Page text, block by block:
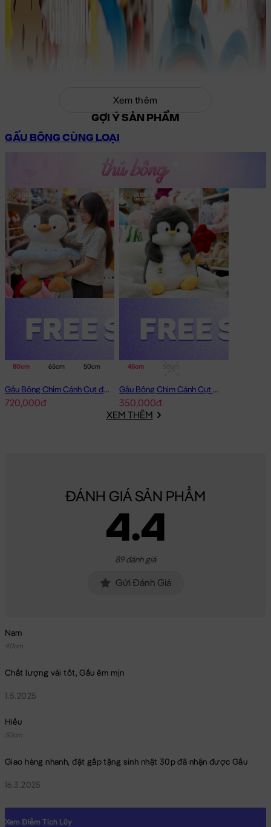
Xem thêm
GỢI Ý SẢN PHẨM
GẤU BÔNG CÙNG LOẠI
80cm 65cm 50cm
Gấu Bông Chim Cánh Cụt đeo phao
720,000đ
45cm
Gấu Bông Chim Cánh Cụt Baby lông tơ siêu mềm
350,000đ
XEM THÊM
ĐÁNH GIÁ SẢN PHẨM
4.4
89 đánh giá
Gửi Đánh Giá
Nam
40cm
Chất lượng vải tốt, Gấu êm mịn
1.5.2025
Hiếu
50cm
Giao hàng nhanh, đặt gấp tặng sinh nhật 30p đã nhận được Gấu
16.3.2025
Xem Điểm Tích Lũy